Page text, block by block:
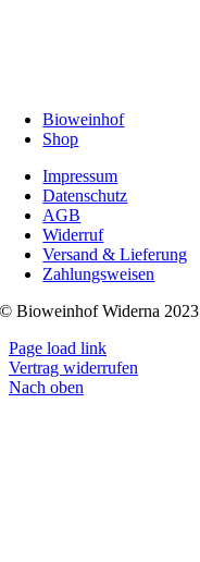
Bioweinhof
Shop
Impressum
Datenschutz
AGB
Widerruf
Versand & Lieferung
Zahlungsweisen
© Bioweinhof Widerna 2023
Page load link
Vertrag widerrufen
Nach oben